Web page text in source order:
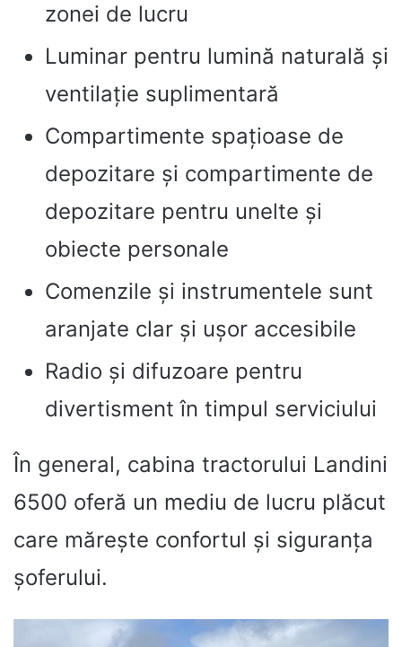
zonei de lucru
Luminar pentru lumină naturală și
ventilație suplimentară
Compartimente spațioase de
depozitare și compartimente de
depozitare pentru unelte și
obiecte personale
Comenzile și instrumentele sunt
aranjate clar și ușor accesibile
Radio și difuzoare pentru
divertisment în timpul serviciului
În general, cabina tractorului Landini
6500 oferă un mediu de lucru plăcut
care mărește confortul și siguranța
șoferului.